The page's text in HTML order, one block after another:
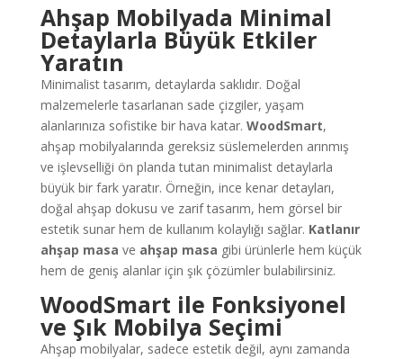
Ahşap Mobilyada Minimal
Detaylarla Büyük Etkiler
Yaratın
Minimalist tasarım, detaylarda saklıdır. Doğal
malzemelerle tasarlanan sade çizgiler, yaşam
alanlarınıza sofistike bir hava katar. WoodSmart,
ahşap mobilyalarında gereksiz süslemelerden arınmış
ve işlevselliği ön planda tutan minimalist detaylarla
büyük bir fark yaratır. Örneğin, ince kenar detayları,
doğal ahşap dokusu ve zarif tasarım, hem görsel bir
estetik sunar hem de kullanım kolaylığı sağlar. Katlanır
ahşap masa ve ahşap masa gibi ürünlerle hem küçük
hem de geniş alanlar için şık çözümler bulabilirsiniz.
WoodSmart ile Fonksiyonel
ve Şık Mobilya Seçimi
Ahşap mobilyalar, sadece estetik değil, aynı zamanda